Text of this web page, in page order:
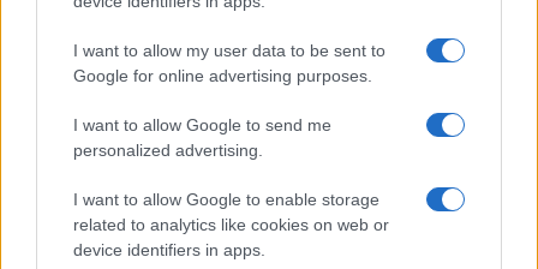
I want to allow my user data to be sent to
Google for online advertising purposes.
I want to allow Google to send me
personalized advertising.
I want to allow Google to enable storage
related to analytics like cookies on web or
device identifiers in apps.
con l’adozione di nuovi modelli di smartphone e con
sempre più accessibile ai viaggiatori e agli utenti
professionali.
Questa guida integra le indicazioni tecniche e
pratiche per trasferire con tranquillità i dati e la